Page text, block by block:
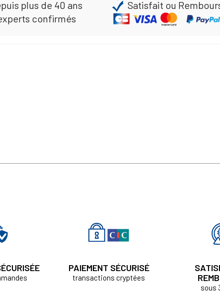
plus de 40 ans
Satisfait ou
confirmés
PAIEMENT SÉCURISÉ
transactions cryptées
sous